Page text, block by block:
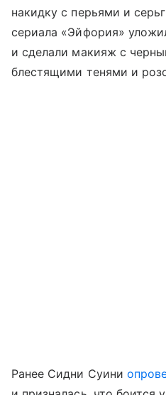
накидку с перьями и
сериала «Эйфория»
и сделали макияж с
блестящими тенями и
Ранее Сидни Суини